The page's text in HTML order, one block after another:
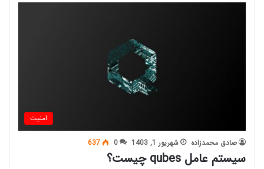
امنیت
صادق محمدزاده شهریور 1, 1403 0
637
سیستم عامل qubes چیست؟